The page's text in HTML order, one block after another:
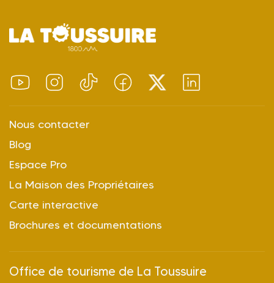
Nous contacter
Blog
Espace Pro
La Maison des Propriétaires
Carte interactive
Brochures et documentations
Office de tourisme de La Toussuire